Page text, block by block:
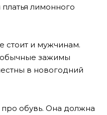
лимонного
стоит и мужчинам.
зажимы
в новогодний
про обувь. Она должна